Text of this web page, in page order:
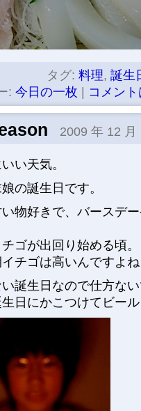
タグ: 料理, 誕生
: 今日の一枚 コメン
2009 年 12 月
い天気。
の誕生日です。
物好きで、バースデ
ゴが出回り始める頃。
チゴは高いんですよ
誕生日なので仕方な
日にかこつけてビー